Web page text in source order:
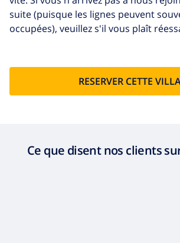
suite (puisque les lignes peuvent
occupées), veuillez s'il vous plaît
RESERVER CETTE
Ce que disent nos clients